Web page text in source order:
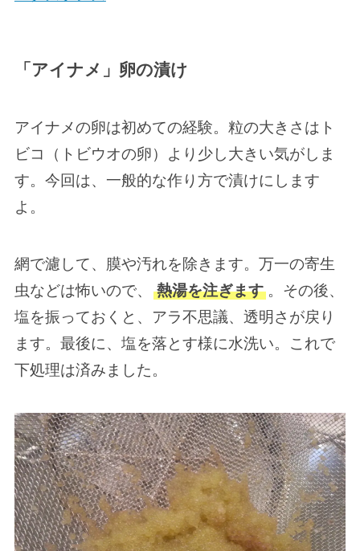
「アイナメ」卵の漬け
アイナメの卵は初めての経験。粒の大きさはト
ビコ（トビウオの卵）より少し大きい気がしま
す。今回は、一般的な作り方で漬けにします
よ。
網で濾して、膜や汚れを除きます。万一の寄生
虫などは怖いので、
熱湯を注ぎます 。その後、
塩を振っておくと、アラ不思議、透明さが戻り
ます。最後に、塩を落とす様に水洗い。これで
下処理は済みました。